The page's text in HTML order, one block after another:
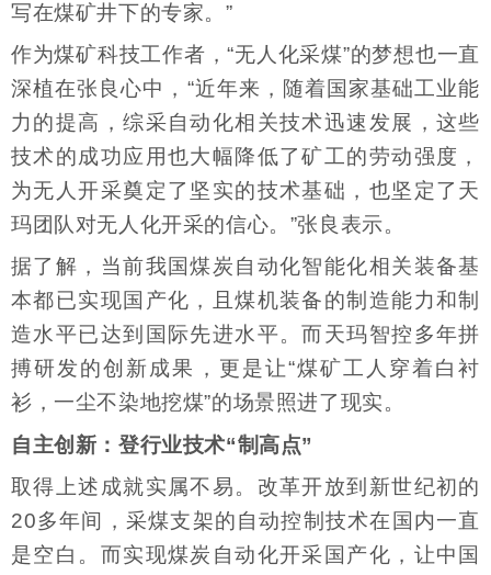
写在煤矿井下的专家。”
作为煤矿科技工作者，“无人化采煤”的梦想也一直
深植在张良心中，“近年来，随着国家基础工业能
力的提高，综采自动化相关技术迅速发展，这些
技术的成功应用也大幅降低了矿工的劳动强度，
为无人开采奠定了坚实的技术基础，也坚定了天
玛团队对无人化开采的信心。”张良表示。
据了解，当前我国煤炭自动化智能化相关装备基
本都已实现国产化，且煤机装备的制造能力和制
造水平已达到国际先进水平。而天玛智控多年拼
搏研发的创新成果，更是让“煤矿工人穿着白衬
衫，一尘不染地挖煤”的场景照进了现实。
自主创新：登行业技术“制高点”
取得上述成就实属不易。改革开放到新世纪初的
20多年间，采煤支架的自动控制技术在国内一直
是空白。而实现煤炭自动化开采国产化，让中国